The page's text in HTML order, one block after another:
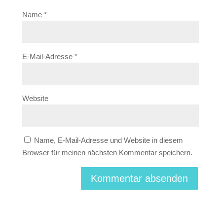
Name *
E-Mail-Adresse *
Website
Name, E-Mail-Adresse und Website in diesem
Browser für meinen nächsten Kommentar speichern.